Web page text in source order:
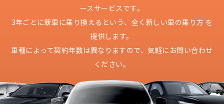
ースサービスです。
3年ごとに新車に乗り換えるという、 全く新しい車の乗り方 を
提供します。
車種によって契約年数は異なりますので、気軽にお問い合わせ
ください。